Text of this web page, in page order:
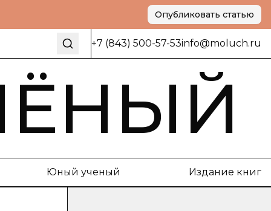
Опубликовать статью
+7 (843) 500-57-53info@moluch.ru
Юный ученый Издание книг